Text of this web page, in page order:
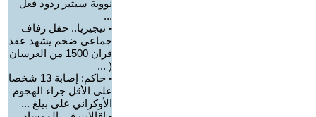
نووية سيثير ردود فعل
...
- نيجيريا.. حفل زفاف
جماعي ضخم يشهد عقد
قران 1500 من العرسان
( ...
-
حاكم: إصابة 13 شخصا
على الأقل جراء الهجوم
الأوكراني على بيلغ ...